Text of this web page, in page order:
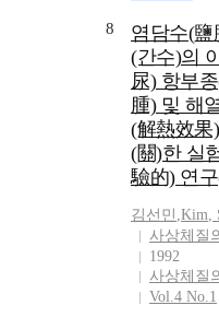
8
염담수(鹽
(간수)의
尿) 항부
腫) 및 해
(解熱效果
(關)한 실
驗的) 연
김선민 ,Kim,
사상체질
1992
사상체질
Vol.4 No.1